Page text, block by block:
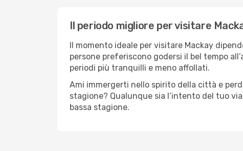
Il periodo migliore per visitare
Il momento ideale per visitare Mackay
persone preferiscono godersi il bel tempo
periodi più tranquilli e meno affollati.
Ami immergerti nello spirito della città e
stagione? Qualunque sia l’intento del tuo
bassa stagione.